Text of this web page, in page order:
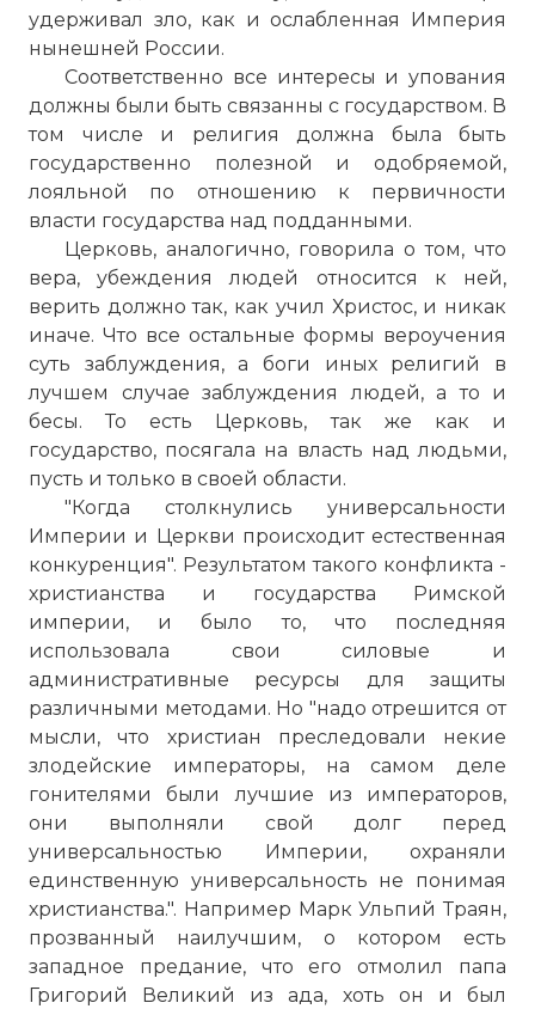
удерживал зло, как и ослабленная Империя
нынешней России.
Соответственно все интересы и упования
должны были быть связанны с государством. В
том числе и религия должна была быть
государственно полезной и одобряемой,
лояльной по отношению к первичности
власти государства над подданными.
Церковь, аналогично, говорила о том, что
вера, убеждения людей относится к ней,
верить должно так, как учил Христос, и никак
иначе. Что все остальные формы вероучения
суть заблуждения, а боги иных религий в
лучшем случае заблуждения людей, а то и
бесы. То есть Церковь, так же как и
государство, посягала на власть над людьми,
пусть и только в своей области.
"Когда столкнулись универсальности
Империи и Церкви происходит естественная
конкуренция". Результатом такого конфликта -
христианства и государства Римской
империи, и было то, что последняя
использовала свои силовые и
административные ресурсы для защиты
различными методами. Но "надо отрешится от
мысли, что христиан преследовали некие
злодейские императоры, на самом деле
гонителями были лучшие из императоров,
они выполняли свой долг перед
универсальностью Империи, охраняли
единственную универсальность не понимая
христианства.". Например Марк Ульпий Траян,
прозванный наилучшим, о котором есть
западное предание, что его отмолил папа
Григорий Великий из ада, хоть он и был